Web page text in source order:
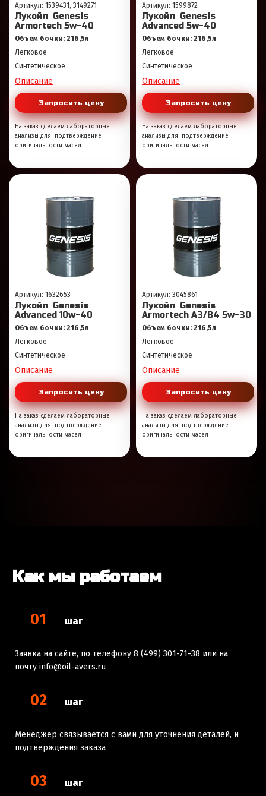
Артикул: 1539431, 3149271
Лукойл Genesis
Armortech 5w-40
Объем бочки: 216,5л
Легковое
Синтетическое
Описание
Запросить цену
На заказ сделаем лабораторные
анализы для подтверждение
оригинальности масел
Артикул: 1599872
Лукойл Genesis
Advanced 5w-40
Объем бочки: 216,5л
Легковое
Синтетическое
Описание
Запросить цену
На заказ сделаем лабораторные
анализы для подтверждение
оригинальности масел
Артикул: 1632653
Лукойл Genesis
Advanced 10w-40
Объем бочки: 216,5л
Легковое
Синтетическое
Описание
Запросить цену
На заказ сделаем лабораторные
анализы для подтверждение
оригинальности масел
Артикул: 3045861
Лукойл Genesis
Armortech A3/B4 5w-30
Объем бочки: 216,5л
Легковое
Синтетическое
Описание
Запросить цену
На заказ сделаем лабораторные
анализы для подтверждение
оригинальности масел
Как мы работаем
01 шаг
Заявка на сайте, по телефону 8 (499) 301-71-38 или на
почту info@oil-avers.ru
02 шаг
Менеджер связывается с вами для уточнения деталей, и
подтверждения заказа
03 шаг